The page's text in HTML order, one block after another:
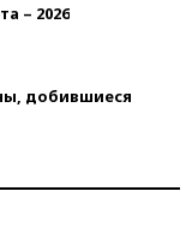
– 2026
добившиеся